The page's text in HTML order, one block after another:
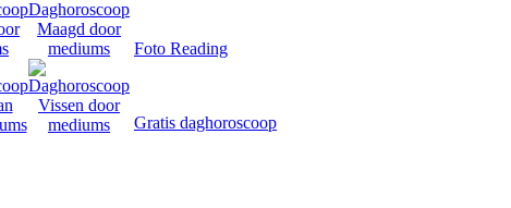
Foto Reading
Gratis daghoroscoop